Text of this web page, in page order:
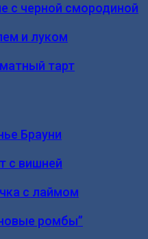
с черной смородиной
и луком
тарт
Брауни
с вишней
с лаймом
ромбы”